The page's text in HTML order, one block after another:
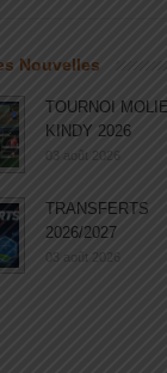
Nouvelles
TOURNOI
KINDY 2026
03 août 2026
TRANSFERTS
2026/2027
03 août 2026